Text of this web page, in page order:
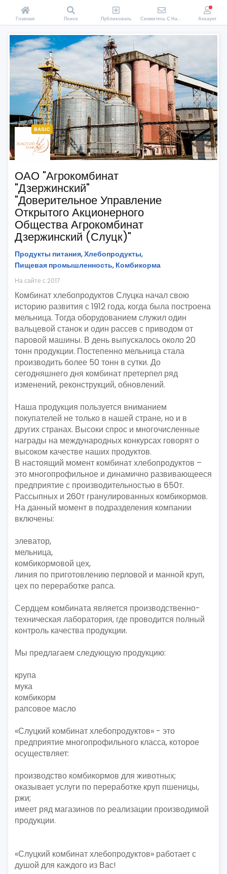
BASIC
ОАО "Агрокомбинат
"Дзержинский"
"Доверительное Управление
Открытого Акционерного
Общества Агрокомбинат
Дзержинский (Слуцк)"
Продукты питания,Хлебопродукты,
Пищевая промышленность, Комбикорма
На сайте с 2017
Комбинат хлебопродуктов Слуцка начал свою
историю развития с 1912 года, когда была построена
мельница. Тогда оборудованием служил один
вальцевой станок и один рассев с приводом от
паровой машины. В день выпускалось около 20
тонн продукции. Постепенно мельница стала
производить более 50 тонн в сутки. До
сегодняшнего дня комбинат претерпел ряд
изменений, реконструкций, обновлений.
Наша продукция пользуется вниманием
покупателей не только в нашей стране, но и в
других странах. Высоки спрос и многочисленные
награды на международных конкурсах говорят о
высоком качестве наших продуктов.
В настоящий момент комбинат хлебопродуктов –
это многопрофильное и динамично развивающееся
предприятие с производительностью в 650т.
Рассыпных и 260т гранулированных комбикормов.
На данный момент в подразделения компании
включены:
элеватор,
мельница,
комбикормовой цех,
линия по приготовлению перловой и манной круп,
цех по переработке рапса.
Сердцем комбината является производственно-
техническая лаборатория, где проводится полный
контроль качества продукции.
Мы предлагаем следующую продукцию:
крупа
мука
комбикорм
рапсовое масло
«Слуцкий комбинат хлебопродуктов» - это
предприятие многопрофильного класса, которое
осуществляет:
производство комбикормов для животных;
оказывает услуги по переработке круп пшеницы,
ржи;
имеет ряд магазинов по реализации производимой
продукции.
«Слуцкий комбинат хлебопродуктов» работает с
душой для каждого из Вас!
Главная Поиск Публиковать Свяжитесь С Нами Аккаунт